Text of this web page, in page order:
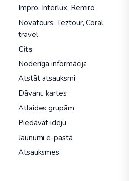
Impro, Interlux, Remiro
Novatours, Teztour, Coral
travel
Cits
Noderīga informācija
Atstāt atsauksmi
Dāvanu kartes
Atlaides grupām
Piedāvāt ideju
Jaunumi e-pastā
Atsauksmes